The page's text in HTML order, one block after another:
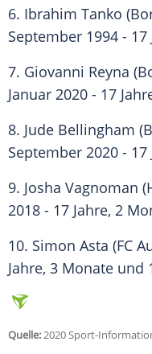
6. Ibrahim Tanko (
September 1994 -
7. Giovanni Reyna (
Januar 2020 - 17
8. Jude Bellingham (
September 2020 -
9. Josha Vagnoman
2018 - 17 Jahre, 2
10. Simon Asta (FC
Jahre, 3 Monate und
Quelle:2020 Sport-